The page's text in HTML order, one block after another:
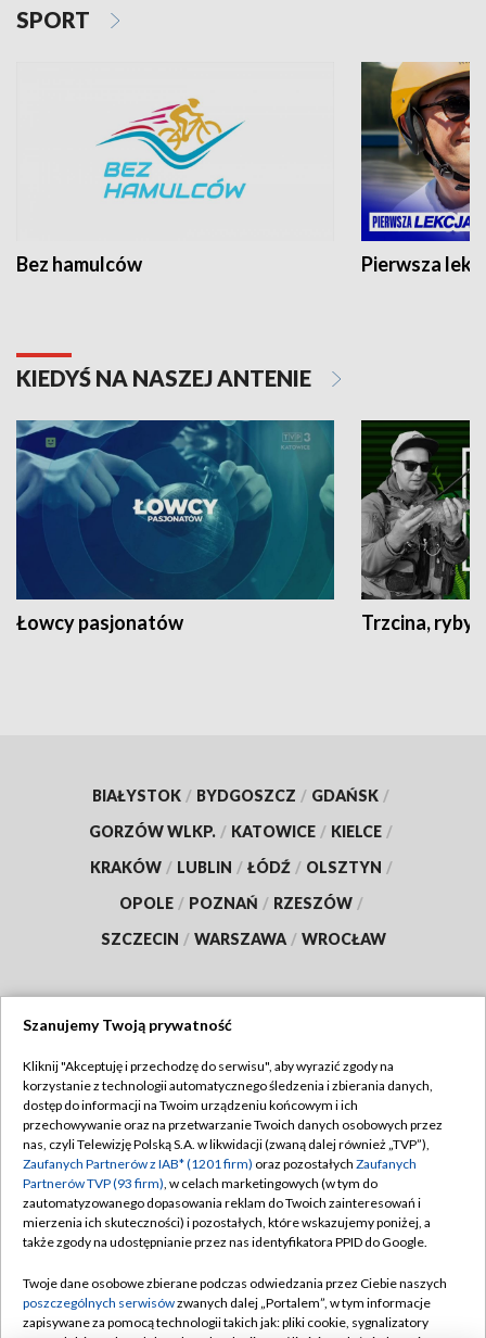
SPORT
Bez hamulców Pierwsza
KIEDYŚ NA NASZEJ ANTENIE
Łowcy pasjonatów Trzcina, ryby
BIAŁYSTOK / BYDGOSZCZ / GDAŃSK /
GORZÓW WLKP. / KATOWICE / KIELCE /
KRAKÓW / LUBLIN / ŁÓDŹ / OLSZTYN /
OPOLE / POZNAŃ / RZESZÓW /
SZCZECIN / WARSZAWA / WROCŁAW
TVP
Abonament TVP
Emisja w TVP
Centrum informacji TVP
Naziemna Telewizja Cyfrowa
Rada Programowa
Regulamin TVP
Polityka prywatności
Moje zgody
Pomoc
Kontakt
Szanujemy Twoją prywatność
Kliknij "Akceptuję i przechodzę do serwisu", aby wyrazić zgody na
korzystanie z technologii automatycznego śledzenia i zbierania danych,
dostęp do informacji na Twoim urządzeniu końcowym i ich
przechowywanie oraz na przetwarzanie Twoich danych osobowych przez
nas, czyli Telewizję Polską S.A. w likwidacji (zwaną dalej również „TVP”),
Zaufanych Partnerów z IAB* (1201 firm) oraz pozostałych Zaufanych
Partnerów TVP (93 firm), w celach marketingowych (w tym do
zautomatyzowanego dopasowania reklam do Twoich zainteresowań i
mierzenia ich skuteczności) i pozostałych, które wskazujemy poniżej, a
także zgody na udostępnianie przez nas identyfikatora PPID do Google.
Twoje dane osobowe zbierane podczas odwiedzania przez Ciebie naszych
poszczególnych serwisówzwanych dalej „Portalem”, w tym informacje
zapisywane za pomocą technologii takich jak: pliki cookie, sygnalizatory